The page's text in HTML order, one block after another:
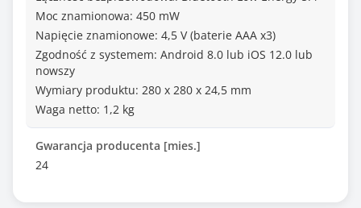
Moc znamionowa: 450 mW
Napięcie znamionowe: 4,5 V (baterie AAA x3)
Zgodność z systemem: Android 8.0 lub iOS 12.0 lub
nowszy
Wymiary produktu: 280 x 280 x 24,5 mm
Waga netto: 1,2 kg
Gwarancja producenta [mies.]
24